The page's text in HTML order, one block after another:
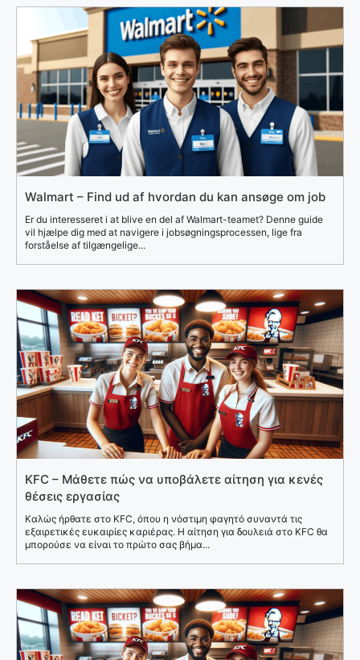
Walmart – Find ud af hvordan du kan ansøge om job
Er du interesseret i at blive en del af Walmart-teamet? Denne guide
vil hjælpe dig med at navigere i jobsøgningsprocessen, lige fra
forståelse af tilgængelige...
KFC – Μάθετε πώς να υποβάλετε αίτηση για κενές
θέσεις εργασίας
Καλώς ήρθατε στο KFC, όπου η νόστιμη φαγητό συναντά τις
εξαιρετικές ευκαιρίες καριέρας. Η αίτηση για δουλειά στο KFC θα
μπορούσε να είναι το πρώτο σας βήμα...